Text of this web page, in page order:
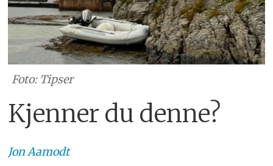
Foto: Tipser
Kjenner du denne?
JonAamodt